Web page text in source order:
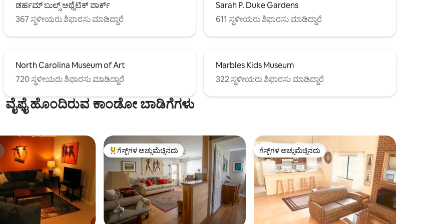
ಡರ್ಹಮ್ ಬುಲ್ಸ್ ಅಥ್ಲೆಟಿಕ್ ಪಾರ್ಕ್
367 ಸ್ಥಳೀಯರು ಶಿಫಾರಸು ಮಾಡಿದ್ದಾರೆ
Sarah P. Duke Gardens
611 ಸ್ಥಳೀಯರು ಶಿಫಾರಸು ಮಾಡಿದ್ದಾರೆ
North Carolina Museum of Art
720 ಸ್ಥಳೀಯರು ಶಿಫಾರಸು ಮಾಡಿದ್ದಾರೆ
Marbles Kids Museum
322 ಸ್ಥಳೀಯರು ಶಿಫಾರಸು ಮಾಡಿದ್ದಾರೆ
ವೈಫೈ ಹೊಂದಿರುವ ಕಾಂಡೋ ಬಾಡಿಗೆಗಳು
ಗೆಸ್ಟ್‌ಗಳಿಗೆ ಅತಿ ಹೆಚ್ಚು ಅಚ್ಚುಮೆಚ್ಚಿನದು
ಗೆಸ್ಟ್‌ಗಳ ಅಚ್ಚುಮೆಚ್ಚಿನದು ಗೆಸ್ಟ್‌ಗಳ ಅಚ್ಚುಮೆಚ್ಚಿನದು
ಗೆಸ್ಟ್‌ಗಳ ಅಚ್ಚುಮೆಚ್ಚಿನದು